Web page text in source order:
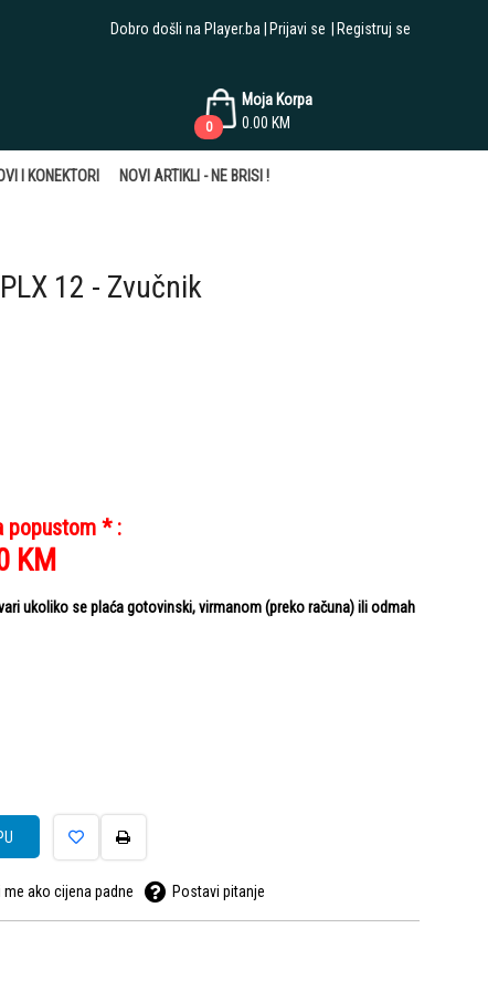
Dobro došli na Player.ba Prijavi se Registruj se
Moja Korpa
0.00 KM
0
I KONEKTORI NOVI ARTIKLI - NE BRISI !
12 - Zvučnik
popustom * :
KM
ukoliko se plaća gotovinski, virmanom (preko računa) ili odmah
me ako cijena padne Postavi pitanje